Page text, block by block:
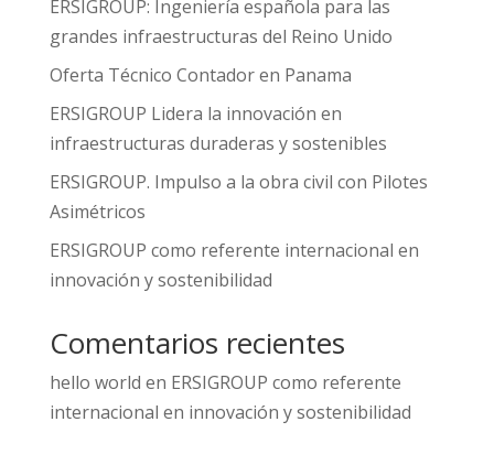
ERSIGROUP: Ingeniería española para las
grandes infraestructuras del Reino Unido
Oferta Técnico Contador en Panama
ERSIGROUP Lidera la innovación en
infraestructuras duraderas y sostenibles
ERSIGROUP. Impulso a la obra civil con Pilotes
Asimétricos
ERSIGROUP como referente internacional en
innovación y sostenibilidad
Comentarios recientes
hello world en ERSIGROUP como referente
internacional en innovación y sostenibilidad